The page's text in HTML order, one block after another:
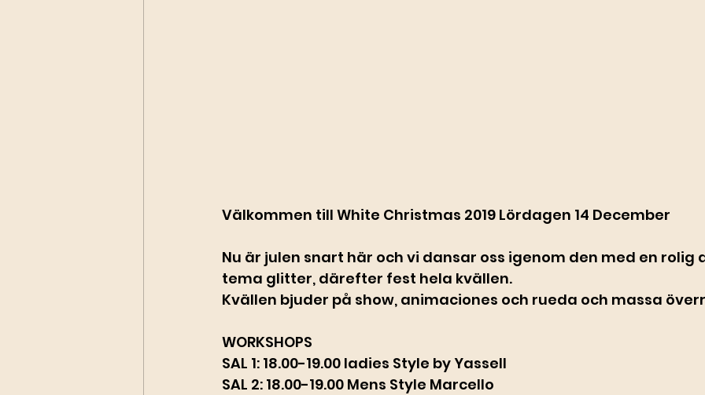
Välkommen till White Christmas 2019 Lördagen 14 December
Nu är julen snart här och vi dansar oss igenom den med en rolig
tema glitter, därefter fest hela kvällen.
Kvällen bjuder på show, animaciones och rueda och massa
WORKSHOPS
SAL 1: 18.00-19.00 ladies Style by Yassell
SAL 2: 18.00-19.00 Mens Style Marcello